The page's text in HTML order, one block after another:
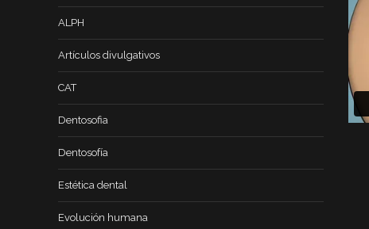
ALPH
Artículos divulgativos
CAT
Dentosofia
Dentosofía
Estética dental
Evolución humana